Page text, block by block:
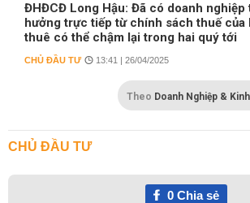
ĐHĐCĐ Long Hậu: Đã có doanh nghiệp
hưởng trực tiếp từ chính sách thuế của
thuê có thể chậm lại trong hai quý tới
CHỦ ĐẦU TƯ 13:41 | 26/04/2025
Theo Doanh Nghiệp &
CHỦ ĐẦU TƯ
0Chia sẻ